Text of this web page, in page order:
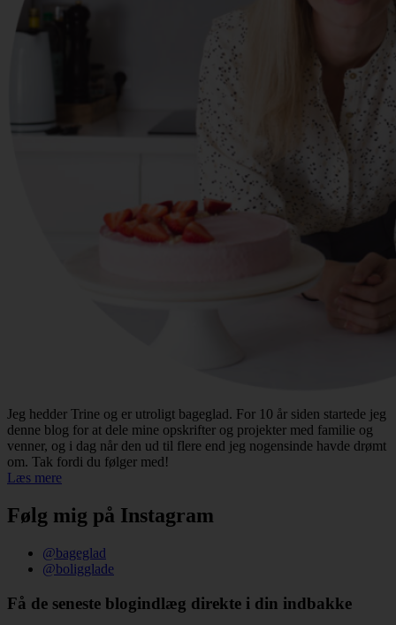
Jeg hedder Trine og er utroligt bageglad. For 10 år siden startede jeg
denne blog for at dele mine opskrifter og projekter med familie og
venner, og i dag når den ud til flere end jeg nogensinde havde drømt
om. Tak fordi du følger med!
Læs mere
Følg mig på Instagram
@bageglad
@boligglade
Få de seneste blogindlæg direkte i din indbakke